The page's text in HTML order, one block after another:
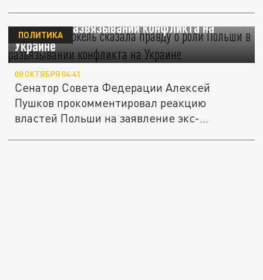
Пушков: Меркель сказала правду о роли
Польши в развязывании конфликта на
Украине
ПОЛИТИКА
08 ОКТЯБРЯ 04:41
Сенатор Совета Федерации Алексей
Пушков прокомментировал реакцию
властей Польши на заявление экс-